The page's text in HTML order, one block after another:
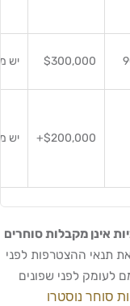
$300,000 יש
$200,000+ יש
אינן מקבלות סוחרים
תנאי ההצטרפות לפני
לעומק לפני שפונים
סוחר נוסטרו